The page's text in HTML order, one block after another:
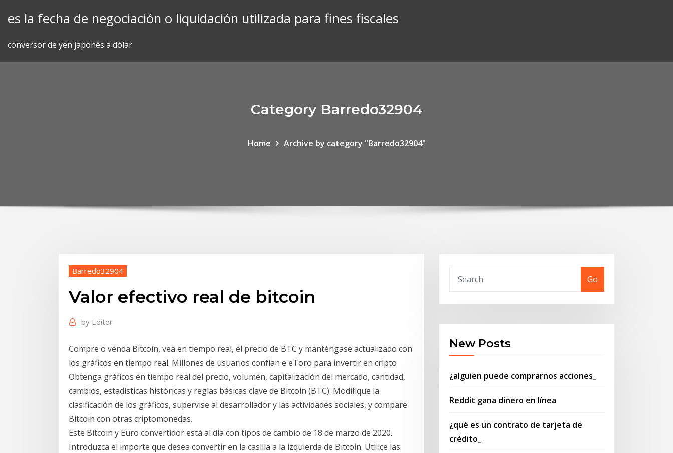
es la fecha de negociación o liquidación utilizada para fines fiscales
conversor de yen japonés a dólar
Category Barredo32904
Home Archive by category "Barredo32904"
Barredo32904
Valor efectivo real de bitcoin
by Editor
Compre o venda Bitcoin, vea en tiempo real, el precio de BTC y manténgase actualizado con
los gráficos en tiempo real. Millones de usuarios confían e eToro para invertir en cripto
Obtenga gráficos en tiempo real del precio, volumen, capitalización del mercado, cantidad,
cambios, estadísticas históricas y reglas básicas clave de Bitcoin (BTC). Modifique la
clasificación de los gráficos, supervise al desarrollador y las actividades sociales, y compare
Bitcoin con otras criptomonedas.
Este Bitcoin y Euro convertidor está al día con tipos de cambio de 18 de marzo de 2020.
Introduzca el importe que desea convertir en la casilla a la izquierda de Bitcoin. Utilice las
Go
New Posts
¿alguien puede comprarnos acciones_
Reddit gana dinero en línea
¿qué es un contrato de tarjeta de
crédito_